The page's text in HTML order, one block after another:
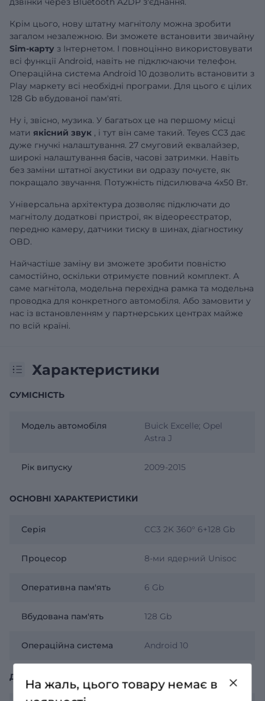
Крім цього, нову штатну магнітолу можна зробити
загалом незалежною. Ви зможете встановити звичайну
Sim-карту з Інтернетом. І повноцінно використовувати
всі функції Android, навіть не підключаючи телефон.
Операційна система Android 10 дозволить встановити з
Play маркету всі необхідні програми. Для цього є цілих
128 Gb вбудованої пам'яті.
Ну і, звісно, музика. У багатьох це на першому місці
мати якісний звук , і тут він саме такий. Teyes CC3 дає
дуже гнучкі налаштування. 27 смуговий еквалайзер,
широкі налаштування басів, часові затримки. Навіть
без заміни штатної акустики ви одразу почуєте, як
покращало звучання. Потужність підсилювача 4х50 Вт.
Універсальна архітектура дозволяє підключати до
магнітолу додаткові пристрої, як відеореєстратор,
передню камеру, датчики тиску в шинах, діагностику
OBD.
Найчастіше заміну ви зможете зробити повністю
самостійно, оскільки отримуєте повний комплект. А
саме магнітола, модельна перехідна рамка та модельна
проводка для конкретного автомобіля. Або замовити у
нас із встановленням у партнерських центрах майже
по всій країні.
Характеристики
СУМІСНІСТЬ
Модель автомобіля
Buick Excelle; Opel
Astra J
Рік випуску 2009-2015
ОСНОВНІ ХАРАКТЕРИСТИКИ
Серія CC3 2K 360° 6+128 Gb
Процесор 8-ми ядерний Unisoc
Оперативна пам'ять 6 Gb
Вбудована пам'ять 128 Gb
Операційна система Android 10
ДИСПЛЕЙ
На жаль, цього товару немає в